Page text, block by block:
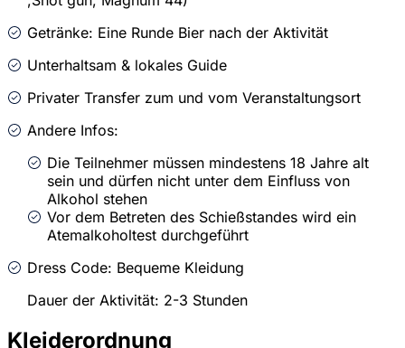
Getränke: Eine Runde Bier nach der Aktivität
Unterhaltsam & lokales Guide
Privater Transfer zum und vom Veranstaltungsort
Andere Infos:
Die Teilnehmer müssen mindestens 18 Jahre alt
sein und dürfen nicht unter dem Einfluss von
Alkohol stehen
Vor dem Betreten des Schießstandes wird ein
Atemalkoholtest durchgeführt
Dress Code: Bequeme Kleidung
Dauer der Aktivität: 2-3 Stunden
Kleiderordnung